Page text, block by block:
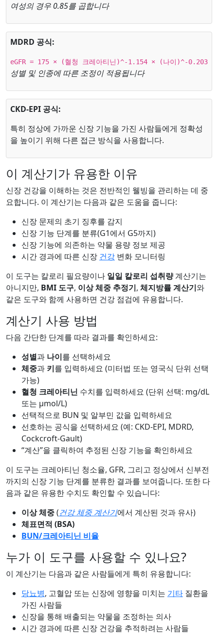
여성의 경우 0.85를 곱합니다
MDRD 공식:
eGFR = 175 × (혈청 크레아티닌)^-1.154 × (나이)^-0.203
성별 및 인종에 따른 조정이 적용됩니다
CKD-EPI 공식:
특히 정상에 가까운 신장 기능을 가진 사람들에게 정확성
을 높이기 위해 다른 접근 방식을 사용합니다.
이 계산기가 유용한 이유
신장 건강을 이해하는 것은 전반적인 웰빙을 관리하는 데 중
요합니다. 이 계산기는 다음과 같은 도움을 줍니다:
신장 문제의 초기 징후를 감지
신장 기능 단계를 분류(G1에서 G5까지)
신장 기능에 의존하는 약물 용량 정보 제공
시간 경과에 따른 신장 건강 변화 모니터링
이 도구는 칼로리 필요량이나 일일 칼로리 섭취량계산기는
아니지만, BMI 도구, 이상 체중 추정기, 체지방률 계산기와
같은 도구와 함께 사용하면 건강 점검에 유용합니다.
계산기 사용 방법
다음 간단한 단계를 따라 결과를 확인하세요:
성별과 나이를 선택하세요
체중과 키를 입력하세요 (미터법 또는 영국식 단위 선택
가능)
혈청 크레아티닌 수치를 입력하세요 (단위 선택: mg/dL
또는 µmol/L)
선택적으로 BUN 및 알부민 값을 입력하세요
선호하는 공식을 선택하세요 (예: CKD-EPI, MDRD,
Cockcroft-Gault)
“계산”을 클릭하여 추정된 신장 기능을 확인하세요
이 도구는 크레아티닌 청소율, GFR, 그리고 정상에서 신부전
까지의 신장 기능 단계를 분류한 결과를 보여줍니다. 또한 다
음과 같은 유용한 수치도 확인할 수 있습니다:
이상 체중(건강 체중 계산기에서 계산된 것과 유사)
체표면적 (BSA)
BUN/크레아티닌 비율
누가 이 도구를 사용할 수 있나요?
이 계산기는 다음과 같은 사람들에게 특히 유용합니다:
당뇨병, 고혈압 또는 신장에 영향을 미치는 기타 질환을
가진 사람들
신장을 통해 배출되는 약물을 조정하는 의사
시간 경과에 따른 신장 건강을 추적하려는 사람들